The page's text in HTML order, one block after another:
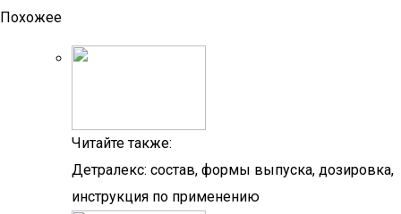
Похожее
Читайте также:
Детралекс: состав, формы выпуска, дозировка,
инструкция по применению